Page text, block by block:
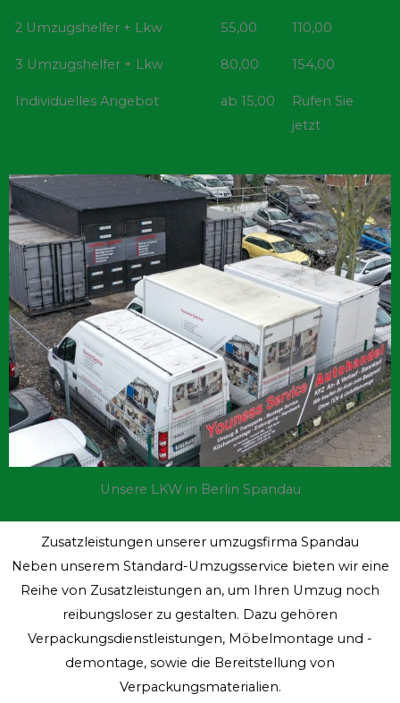
2 Umzugshelfer + Lkw 55,00 110,00
3 Umzugshelfer + Lkw 80,00 154,00
Individuelles Angebot ab 15,00
Rufen Sie
jetzt
Unsere LKW in Berlin Spandau
Zusatzleistungen unserer umzugsfirma Spandau
Neben unserem Standard-Umzugsservice bieten wir eine
Reihe von Zusatzleistungen an, um Ihren Umzug noch
reibungsloser zu gestalten. Dazu gehören
Verpackungsdienstleistungen, Möbelmontage und -
demontage, sowie die Bereitstellung von
Verpackungsmaterialien.